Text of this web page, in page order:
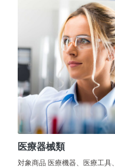
医療器械類
対象商品 医療機器、医療工具、